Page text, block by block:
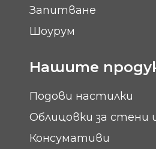
Запитване
Шоурум
Нашите
Подови настилки
Облицовки за стени
Консумативи